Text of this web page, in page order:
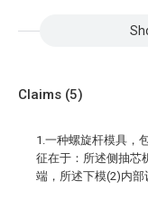
Claims (5)
1.一种螺旋杆模具，
征在于：所述侧抽芯
端，所述下模(2)内部